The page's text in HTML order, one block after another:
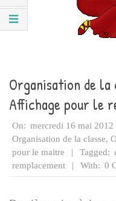
Organisation de la
Affichage pour le
2012-
05-
16
On: mercredi 16 mai 2012
Organisation de la classe,
pour le maitre
Tagged:
remplacement
With: 0